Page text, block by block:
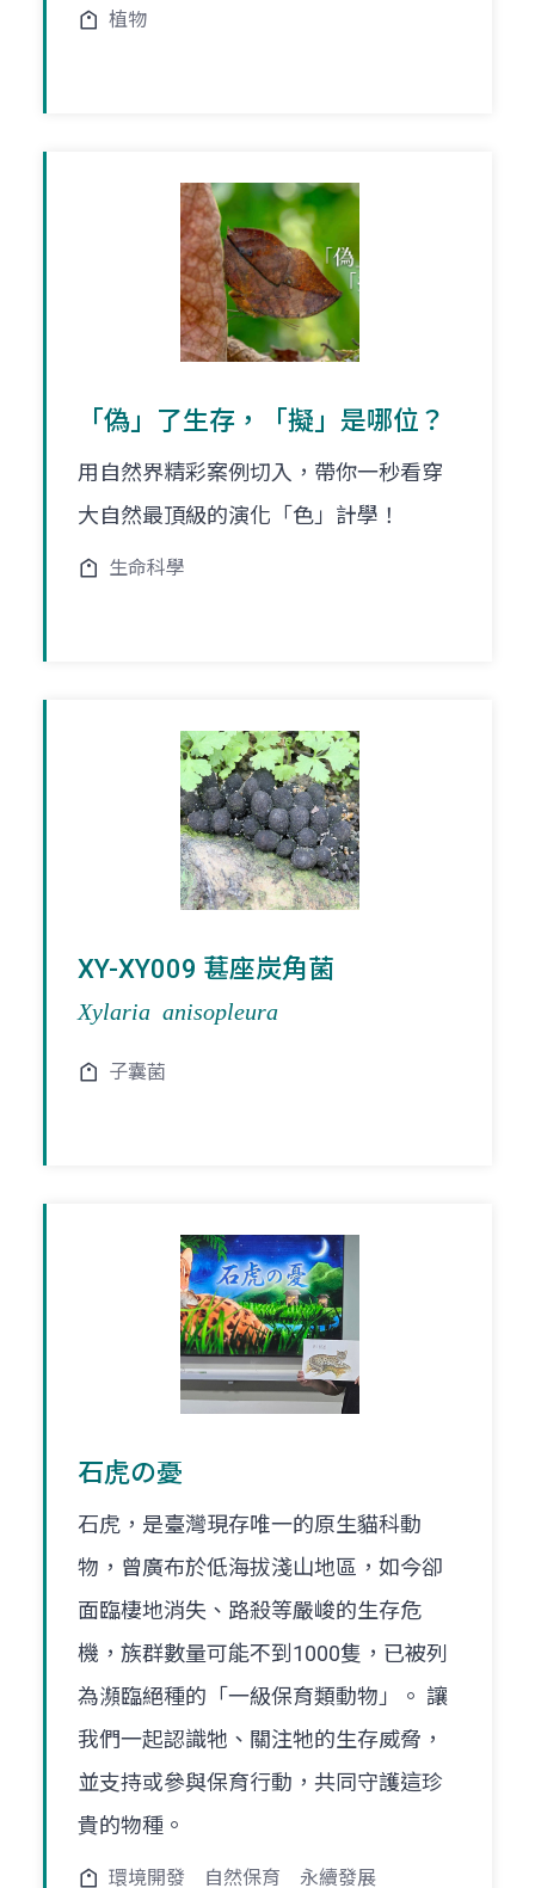
植物
「偽」了生存，「擬」是哪位？
用自然界精彩案例切入，帶你一秒看穿
大自然最頂級的演化「色」計學！
生命科學
XY-XY009 葚座炭角菌
Xylaria anisopleura
子囊菌
石虎の憂
石虎，是臺灣現存唯一的原生貓科動
物，曾廣布於低海拔淺山地區，如今卻
面臨棲地消失、路殺等嚴峻的生存危
機，族群數量可能不到1000隻，已被列
為瀕臨絕種的「一級保育類動物」。 讓
我們一起認識牠、關注牠的生存威脅，
並支持或參與保育行動，共同守護這珍
貴的物種。
環境開發 自然保育 永續發展